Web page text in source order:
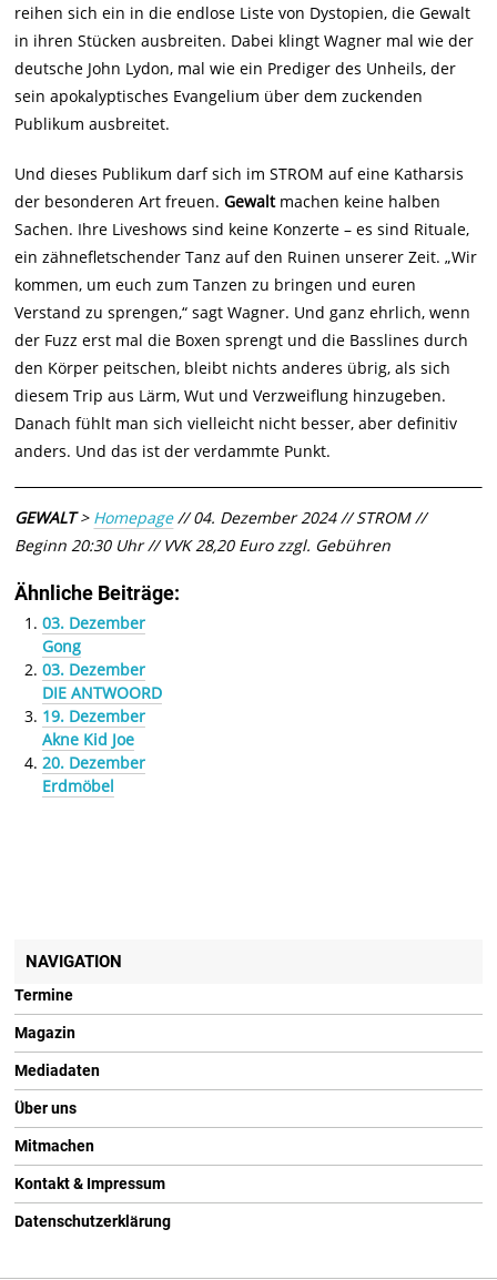
reihen sich ein in die endlose Liste von Dystopien, die Gewalt
in ihren Stücken ausbreiten. Dabei klingt Wagner mal wie der
deutsche John Lydon, mal wie ein Prediger des Unheils, der
sein apokalyptisches Evangelium über dem zuckenden
Publikum ausbreitet.
Und dieses Publikum darf sich im STROM auf eine Katharsis
der besonderen Art freuen.Gewaltmachen keine halben
Sachen. Ihre Liveshows sind keine Konzerte – es sind Rituale,
ein zähnefletschender Tanz auf den Ruinen unserer Zeit. „Wir
kommen, um euch zum Tanzen zu bringen und euren
Verstand zu sprengen,“ sagt Wagner. Und ganz ehrlich, wenn
der Fuzz erst mal die Boxen sprengt und die Basslines durch
den Körper peitschen, bleibt nichts anderes übrig, als sich
diesem Trip aus Lärm, Wut und Verzweiflung hinzugeben.
Danach fühlt man sich vielleicht nicht besser, aber definitiv
anders. Und das ist der verdammte Punkt.
GEWALT> Homepage// 04. Dezember 2024 // STROM //
Beginn 20:30 Uhr // VVK 28,20 Euro zzgl. Gebühren
Ähnliche Beiträge:
03. Dezember
Gong
03. Dezember
DIE ANTWOORD
19. Dezember
Akne Kid Joe
20. Dezember
Erdmöbel
NAVIGATION
Termine
Magazin
Mediadaten
Über uns
Mitmachen
Kontakt & Impressum
Datenschutzerklärung